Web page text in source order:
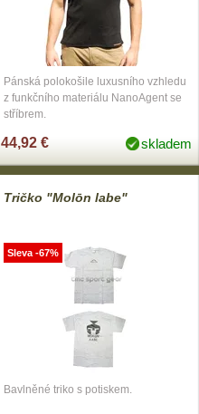
Pánská polokošile luxusního vzhledu
z funkčního materiálu NanoAgent se
stříbrem.
44,92 € skladem
Tričko "Molōn labe"
Bavlněné triko s potiskem.
Sleva -67%